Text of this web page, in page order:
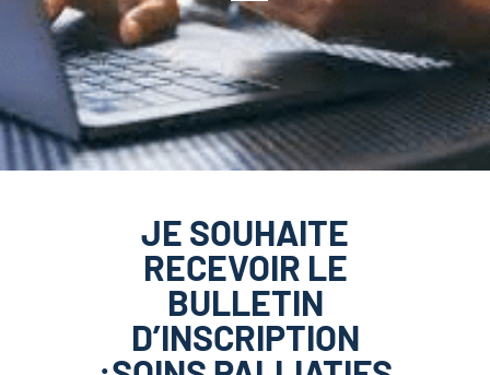
JE SOUHAITE
RECEVOIR LE
BULLETIN
D’INSCRIPTION